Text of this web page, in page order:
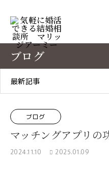
ブログ
最新記事
ブログ
マッチングアプリの
2024.11.10 2025.01.09